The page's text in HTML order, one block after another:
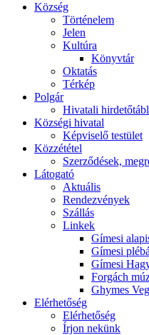
Község
Történelem
Jelen
Kultúra
Könyvtár
Oktatás
Térkép
Polgár
Hivatali
Községi hivatal
Képviselő testület
Közzététel
Szerződések,
Látogató
Aktuális
Rendezvények
Szállás
Linkek
Gímesi
Gímesi
Gímesi
Forgách
Ghymes
Elérhetőség
Elérhetőség
Írjon nekünk